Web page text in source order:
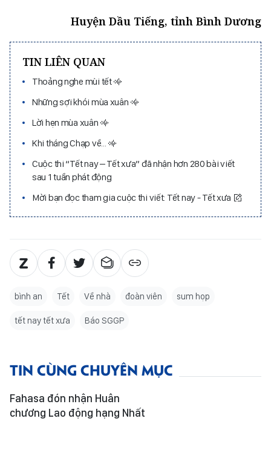
Huyện Dầu Tiếng, tỉnh Bình Dương
TIN LIÊN QUAN
Thoảng nghe mùi tết
Những sợi khói mùa xuân
Lời hẹn mùa xuân
Khi tháng Chạp về...
Cuộc thi “Tết nay – Tết xưa” đã nhận hơn 280 bài viết
sau 1 tuần phát động
Mời bạn đọc tham gia cuộc thi viết: Tết nay - Tết xưa
bình an Tết Về nhà đoàn viên sum họp
tết nay tết xưa Báo SGGP
TIN CÙNG CHUYÊN MỤC
Fahasa đón nhận Huân
chương Lao động hạng Nhất